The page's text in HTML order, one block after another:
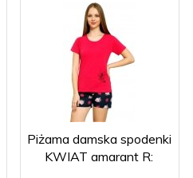
Piżama damska spodenki
KWIAT amarant R: